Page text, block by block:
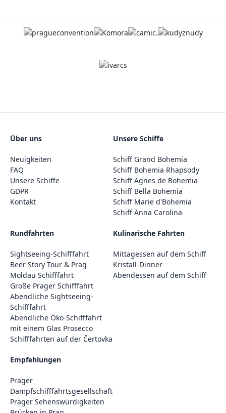
Über uns
Neuigkeiten
FAQ
Unsere Schiffe
GDPR
Kontakt
Unsere Schiffe
Schiff Grand Bohemia
Schiff Bohemia Rhapsody
Schiff Agnes de Bohemia
Schiff Bella Bohemia
Schiff Marie d'Bohemia
Schiff Anna Carolina
Rundfahrten
Sightseeing-Schifffahrt
Beer Story Tour & Prag
Moldau Schifffahrt
Große Prager Schifffahrt
Abendliche Sightseeing-
Schifffahrt
Abendliche Öko-Schifffahrt
mit einem Glas Prosecco
Schifffahrten auf der Čertovka
Kulinarische Fahrten
Mittagessen auf dem Schiff
Kristall-Dinner
Abendessen auf dem Schiff
Empfehlungen
Prager
Dampfschifffahrtsgesellschaft
Prager Sehenswürdigkeiten